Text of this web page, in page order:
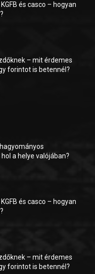
és casco – hogyan
– mit érdemes
forintot is betennél?
a helye valójában?
és casco – hogyan
– mit érdemes
forintot is betennél?